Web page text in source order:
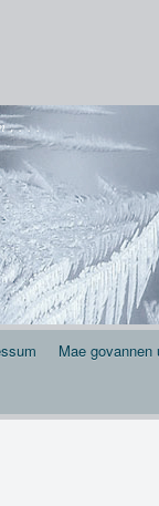
. . . .
Mae